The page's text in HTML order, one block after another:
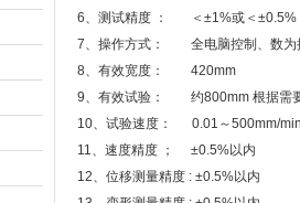
6、测试精度 ： ＜±1%或＜±0.5%
7、操作方式： 全电脑控制、数为
8、有效宽度： 420mm
9、有效试验： 约800mm 根据需
10、试验速度： 0.01～500mm/
11、速度精度 ； ±0.5%以内
12、位移测量精度 : ±0.5%以内